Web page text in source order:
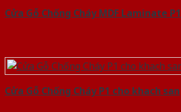
Cửa Gỗ Chống Cháy MDF Laminate P1
Cửa Gỗ Chống Cháy P1 cho khach san